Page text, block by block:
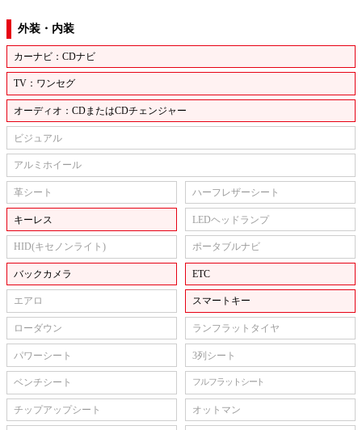
外装・内装
カーナビ：CDナビ
TV：ワンセグ
オーディオ：CDまたはCDチェンジャー
ビジュアル
アルミホイール
革シート ハーフレザーシート
キーレス LEDヘッドランプ
HID(キセノンライト) ポータブルナビ
バックカメラ ETC
エアロ スマートキー
ローダウン ランフラットタイヤ
パワーシート 3列シート
ベンチシート フルフラットシート
チップアップシート オットマン